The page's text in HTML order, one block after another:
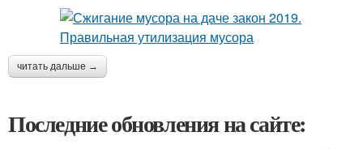
читать дальше →
Последние обновления на сайте: